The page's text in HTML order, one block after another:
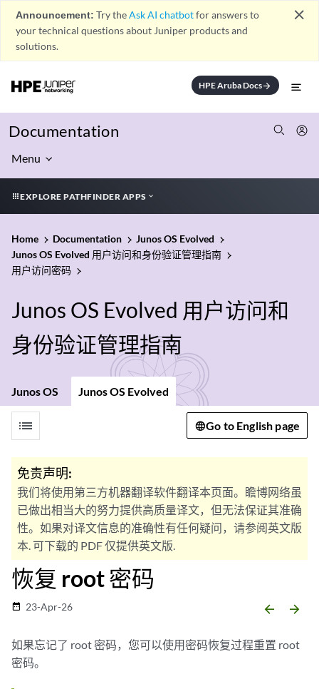
Announcement: Try theAsk AI chatbotfor answers to
your technical questions about Juniper products and
solutions.
close
HPE Aruba Docsarrow_forward
Documentation
Menu
EXPLORE PATHFINDER APPS
Home Documentation
Junos OS Evolved
Junos OS Evolved 用户访问和身份验证管理指南
用户访问密码
Junos OS Evolved 用户访问和
身份验证管理指南
Junos OS Junos OS Evolved
list Go to English page
免责声明:
我们将使用第三方机器翻译软件翻译本页面。瞻博网络虽
已做出相当大的努力提供高质量译文，但无法保证其准确
性。如果对译文信息的准确性有任何疑问，请参阅英文版
本. 可下载的 PDF 仅提供英文版.
恢复 root 密码
date_range 23-Apr-26 arrow_backward arrow_forward
如果忘记了 root 密码，您可以使用密码恢复过程重置 root
密码。